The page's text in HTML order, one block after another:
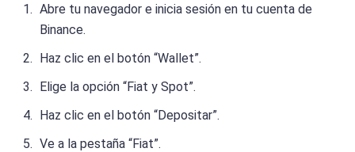
Abre tu navegador e inicia sesión en tu cuenta de
Binance.
Haz clic en el botón “Wallet”.
Elige la opción “Fiat y Spot”.
Haz clic en el botón “Depositar”.
Ve a la pestaña “Fiat”.